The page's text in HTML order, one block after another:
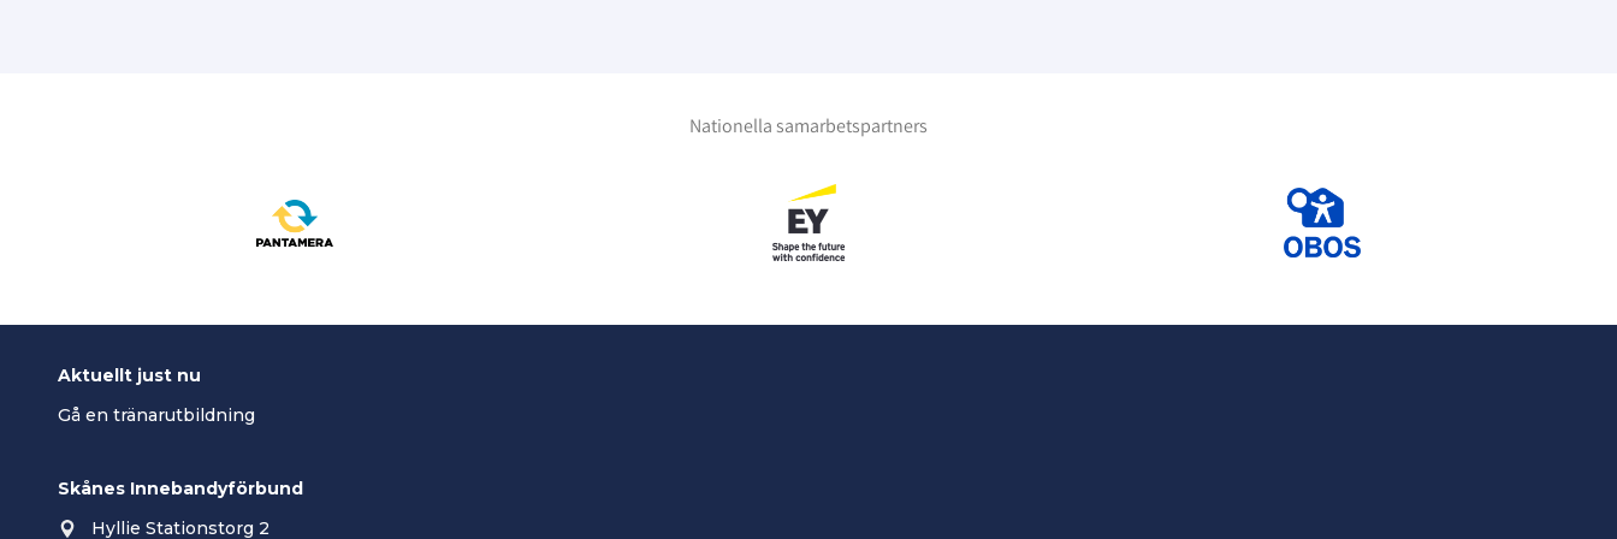
Nationella samarbetspartners
Aktuellt just nu
Gå en tränarutbildning
Skånes Innebandyförbund
Hyllie Stationstorg 2